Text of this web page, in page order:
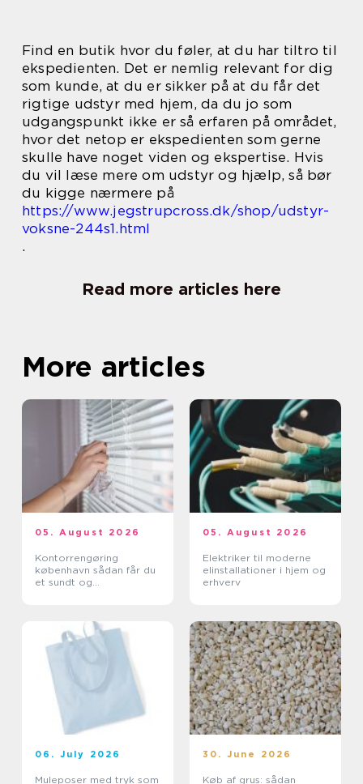
Find en butik hvor du føler, at du har tiltro til
ekspedienten. Det er nemlig relevant for dig
som kunde, at du er sikker på at du får det
rigtige udstyr med hjem, da du jo som
udgangspunkt ikke er så erfaren på området,
hvor det netop er ekspedienten som gerne
skulle have noget viden og ekspertise. Hvis
du vil læse mere om udstyr og hjælp, så bør
du kigge nærmere på
https://www.jegstrupcross.dk/shop/udstyr-
voksne-244s1.html
.
Read more articles here
More articles
05. August 2026
Kontorrengøring
københavn sådan får du
et sundt og
05. August 2026
Elektriker til moderne
elinstallationer i hjem og
erhverv
06. July 2026
Muleposer med tryk som
30. June 2026
Køb af grus: sådan